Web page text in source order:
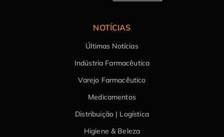
NOTÍCIAS
Últimas Notícias
Indústria Farmacêutica
Varejo Farmacêutico
Medicamentos
Distribuição | Logística
Higiene & Beleza